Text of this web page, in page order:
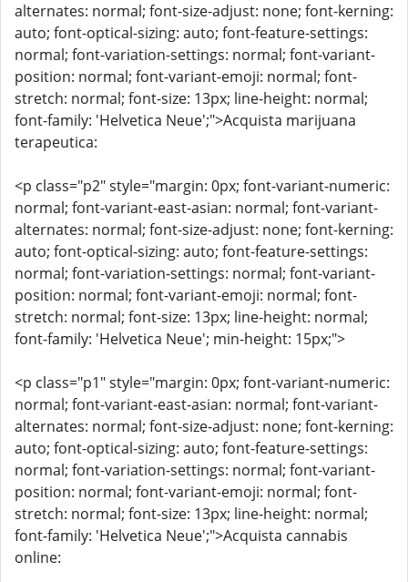
alternates: normal; font-size-adjust: none; font-kerning:
auto; font-optical-sizing: auto; font-feature-settings:
normal; font-variation-settings: normal; font-variant-
position: normal; font-variant-emoji: normal; font-
stretch: normal; font-size: 13px; line-height: normal;
font-family: 'Helvetica Neue';">Acquista marijuana
terapeutica:
<p class="p2" style="margin: 0px; font-variant-numeric:
normal; font-variant-east-asian: normal; font-variant-
alternates: normal; font-size-adjust: none; font-kerning:
auto; font-optical-sizing: auto; font-feature-settings:
normal; font-variation-settings: normal; font-variant-
position: normal; font-variant-emoji: normal; font-
stretch: normal; font-size: 13px; line-height: normal;
font-family: 'Helvetica Neue'; min-height: 15px;">
<p class="p1" style="margin: 0px; font-variant-numeric:
normal; font-variant-east-asian: normal; font-variant-
alternates: normal; font-size-adjust: none; font-kerning:
auto; font-optical-sizing: auto; font-feature-settings:
normal; font-variation-settings: normal; font-variant-
position: normal; font-variant-emoji: normal; font-
stretch: normal; font-size: 13px; line-height: normal;
font-family: 'Helvetica Neue';">Acquista cannabis
online: